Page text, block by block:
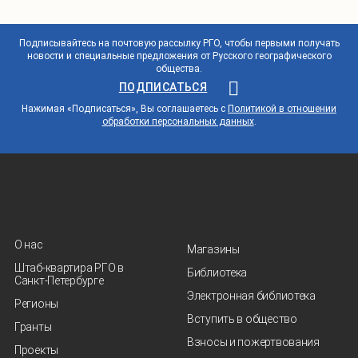
Подписывайтесь на почтовую рассылку РГО, чтобы первыми получать
новости и специальные предложения от Русского географического
общества.
ПОДПИСАТЬСЯ
Нажимая «Подписаться», Вы соглашаетесь с Политикой в отношении
обработки персональных данных.
О нас
Штаб-квартира РГО в
Санкт‑Петербурге
Регионы
Гранты
Проекты
Магазины
Библиотека
Электронная библиотека
Вступить в общество
Взносы и пожертвования